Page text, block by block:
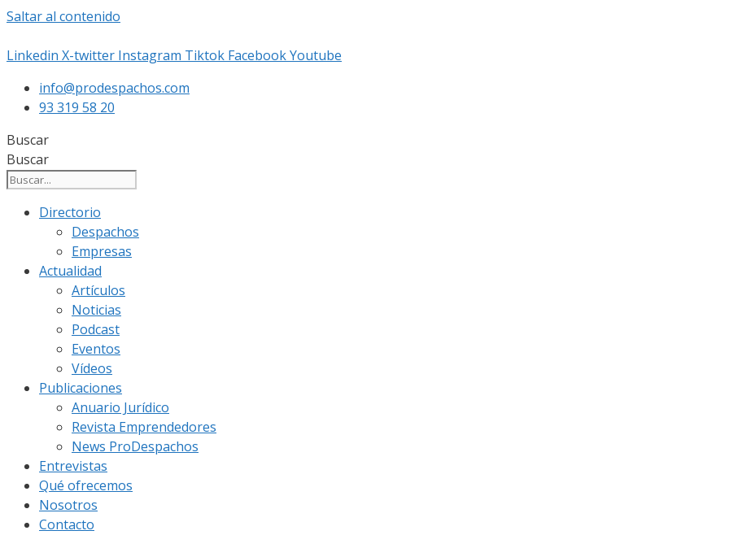
Saltar al contenido
Linkedin X-twitter Instagram Tiktok FacebookYoutube
info@prodespachos.com
93 319 58 20
Buscar
Buscar
Directorio
Despachos
Empresas
Actualidad
Artículos
Noticias
Podcast
Eventos
Vídeos
Publicaciones
Anuario Jurídico
Revista Emprendedores
News ProDespachos
Entrevistas
Qué ofrecemos
Nosotros
Contacto